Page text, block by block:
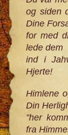
og siden
Dine
for med
lede dem
ind i
Hjerte!
Himlene
Din
”her
fra